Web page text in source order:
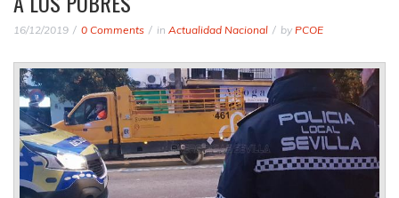
16/12/2019 0 Comments in Actualidad Nacional by PCOE